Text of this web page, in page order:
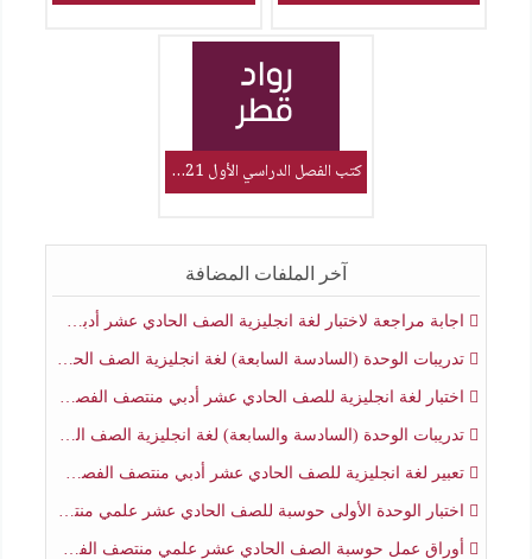
كتب الفصل الدراسي الأول 2021_2022
آخر الملفات المضافة
اجابة مراجعة لاختبار لغة انجليزية الصف الحادي عشر أدبي منتصف الفصل الثاني
تدريبات الوحدة (السادسة السابعة) لغة انجليزية الصف الحادي عشر أدبي منتصف الفصل الثاني
اختبار لغة انجليزية للصف الحادي عشر أدبي منتصف الفصل الثاني
تدريبات الوحدة (السادسة والسابعة) لغة انجليزية الصف الحادي عشر أدبي الفصل الثاني
تعبير لغة انجليزية للصف الحادي عشر أدبي منتصف الفصل الثاني
اختبار الوحدة الأولى حوسبة للصف الحادي عشر علمي منتصف الفصل الثاني
أوراق عمل حوسبة الصف الحادي عشر علمي منتصف الفصل الثاني